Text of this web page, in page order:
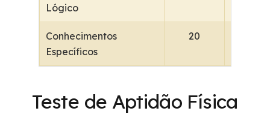
Lógico
Conhecimentos
Específicos
20
Teste de Aptidão Física